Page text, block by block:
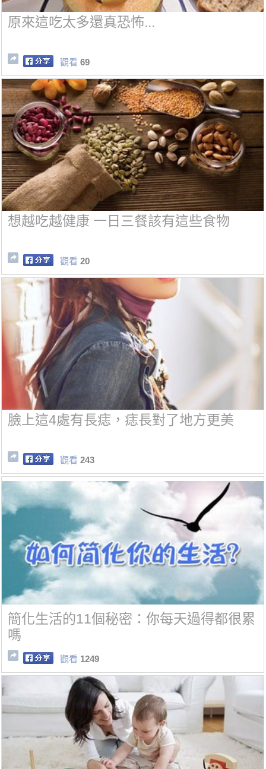
原來這吃太多還真恐怖...
觀看 69
想越吃越健康 一日三餐該有這些食物
觀看 20
臉上這4處有長痣，痣長對了地方更美
觀看 243
簡化生活的11個秘密：你每天過得都很累
嗎
觀看 1249